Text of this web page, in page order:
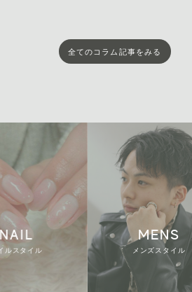
全てのコラム記事をみる
MENS
メンズスタイル